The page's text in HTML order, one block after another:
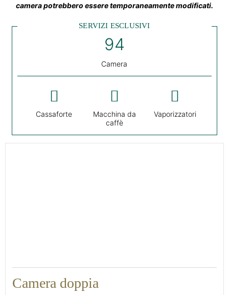
camera potrebbero essere temporaneamente modificati.
SERVIZI ESCLUSIVI
Camera
Cassaforte
Macchina da
caffè
Vaporizzatori
Camera doppia